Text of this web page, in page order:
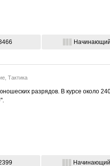
Начинающий
Тактика
разрядов. В курсе около
Начинающий